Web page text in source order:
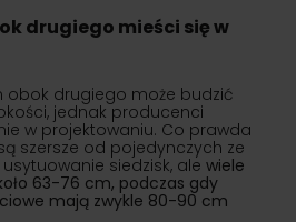
drugiego mieści się w
obok drugiego może budzić
jednak producenci
w projektowaniu. Co prawda
szersze od pojedynczych ze
siedzisk, ale wiele
63-76 cm, podczas gdy
mają zwykle 80-90 cm